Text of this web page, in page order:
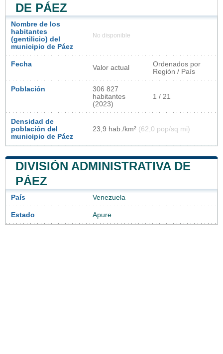
DE PÁEZ
Nombre de los
habitantes
(gentilicio) del
municipio de Páez
No disponible
Fecha Valor actual
Ordenados por
Región / País
Población
306 827
habitantes
(2023)
1 / 21
Densidad de
población del
municipio de Páez
23,9 hab./km² (62,0 pop/sq mi)
DIVISIÓN ADMINISTRATIVA DE
PÁEZ
País Venezuela
Estado Apure